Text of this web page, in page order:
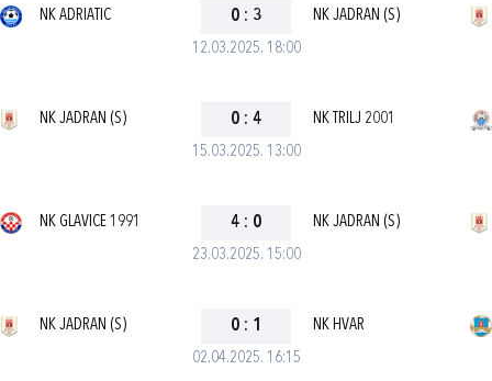
12.03.2025. 18:00
NK ADRIATIC 0 : 3 NK JADRAN (S)
15.03.2025. 13:00
NK JADRAN (S) 0 : 4 NK TRILJ 2001
23.03.2025. 15:00
NK GLAVICE 1991 4 : 0 NK JADRAN (S)
02.04.2025. 16:15
NK JADRAN (S) 0 : 1 NK HVAR